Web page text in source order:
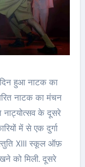
दिन हुआ नाटक का
नाटक का मंचन
नाट्योत्सव के दूसरे
में से एक दुर्गा
XIII स्कूल ऑफ़
को मिली. दूसरे